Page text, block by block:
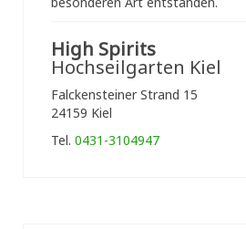
High Spirits
Hochseilgarten Kiel
Falckensteiner Strand 15
24159 Kiel
Tel. 0431-3104947